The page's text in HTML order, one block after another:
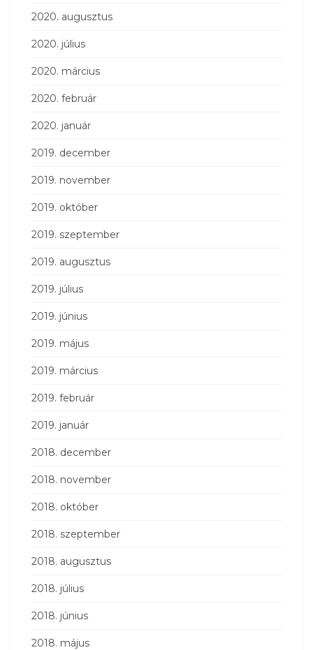
2020. augusztus
2020. július
2020. március
2020. február
2020. január
2019. december
2019. november
2019. október
2019. szeptember
2019. augusztus
2019. július
2019. június
2019. május
2019. március
2019. február
2019. január
2018. december
2018. november
2018. október
2018. szeptember
2018. augusztus
2018. július
2018. június
2018. május